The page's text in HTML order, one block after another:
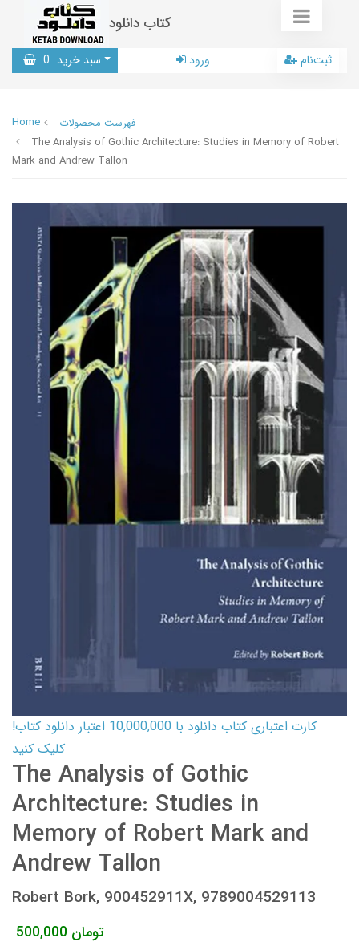
کتاب دانلود
سبد خرید 0 ورود ثبت‌نام
Home
فهرست محصولات
The Analysis of Gothic Architecture: Studies in Memory of Robert
Mark and Andrew Tallon
کارت اعتباری کتاب دانلود با 10,000,000 اعتبار دانلود کتاب!
کلیک کنید
The Analysis of Gothic
Architecture: Studies in
Memory of Robert Mark and
Andrew Tallon
Robert Bork, 900452911X, 9789004529113
500,000 تومان